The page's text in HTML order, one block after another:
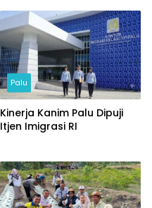
Palu
Kinerja Kanim Palu Dipuji
Itjen Imigrasi RI